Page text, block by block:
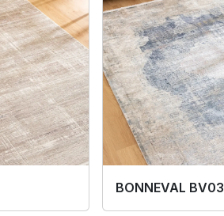
BONNEVAL BV03